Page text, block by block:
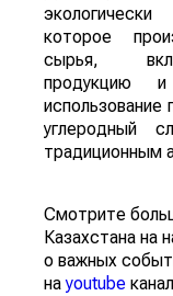
которое
сырья,
продукцию
использование
углеродный
традиционным
Смотрите
Казахстана на
о важных
наyoutube